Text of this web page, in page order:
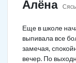
Алёна
Еще в школе
выпивала все
замечая,
вечер. По